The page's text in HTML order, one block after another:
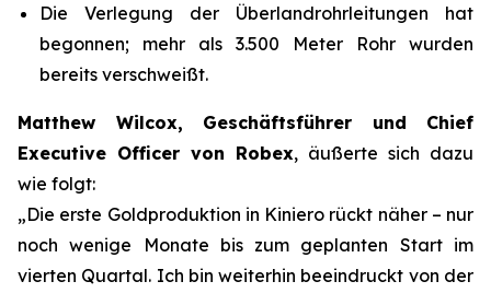
Die Verlegung der Überlandrohrleitungen hat
begonnen; mehr als 3.500 Meter Rohr wurden
bereits verschweißt.
Matthew Wilcox, Geschäftsführer und Chief
Executive Officer von Robex, äußerte sich dazu
wie folgt:
„Die erste Goldproduktion in Kiniero rückt näher – nur
noch wenige Monate bis zum geplanten Start im
vierten Quartal. Ich bin weiterhin beeindruckt von der